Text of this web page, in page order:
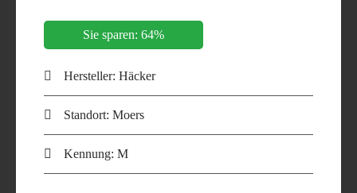
Sie sparen: 64%
Hersteller: Häcker
Standort: Moers
Kennung: M